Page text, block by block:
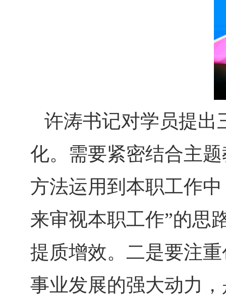
许涛书记对学员提出
化。需要紧密结合主
方法运用到本职工作
来审视本职工作”的思
提质增效。二是要注
事业发展的强大动力